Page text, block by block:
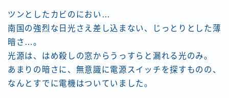
ツンとしたカビのにおい…
南国の強烈な日光さえ差し込まない、じっとりとした薄
暗さ…。
光源は、はめ殺しの窓からうっすらと漏れる光のみ。
あまりの暗さに、無意識に電源スイッチを探すものの、
なんとすでに電機はついていました。